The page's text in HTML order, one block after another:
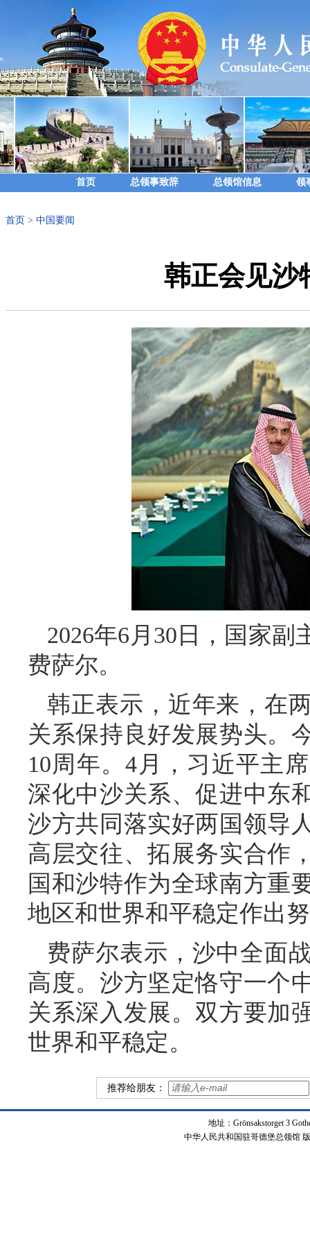
首页 总领事致辞 总领馆信息 领
首页 > 中国要闻
韩正会见沙
2026年6月30日，国家
费萨尔。
韩正表示，近年来，在
关系保持良好发展势头。
10周年。4月，习近平主
深化中沙关系、促进中东
沙方共同落实好两国领导
高层交往、拓展务实合作
国和沙特作为全球南方重
地区和世界和平稳定作出
费萨尔表示，沙中全面
高度。沙方坚定恪守一个
关系深入发展。双方要加
世界和平稳定。
推荐给朋友：
地址：Grönsakstorget 3
中华人民共和国驻哥德堡总领馆